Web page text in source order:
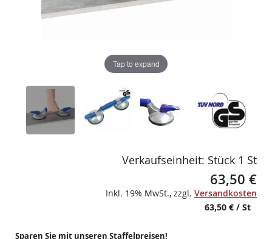
Tap to expand
Verkaufseinheit: Stück 1 St
63,50 €
Inkl. 19% MwSt., zzgl. Versandkosten
63,50 € / St
Sparen Sie mit unseren Staffelpreisen!